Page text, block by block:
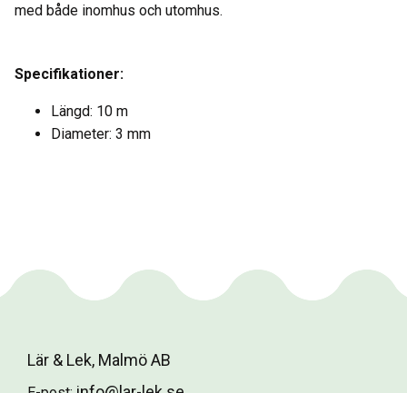
med både inomhus och utomhus.
Specifikationer:
Längd: 10 m
Diameter: 3 mm
Lär & Lek, Malmö AB